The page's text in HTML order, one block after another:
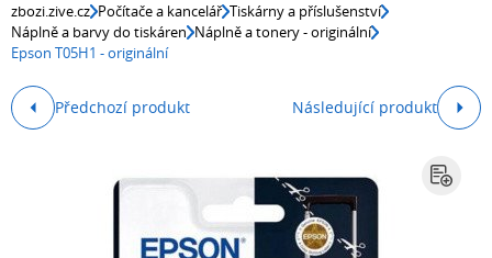
zbozi.zive.cz Počítače a kancelář Tiskárny a příslušenství
Náplně a barvy do tiskáren Náplně a tonery - originální
Epson T05H1 - originální
Předchozí produkt Následující produkt